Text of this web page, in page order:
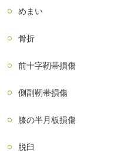
めまい
骨折
前十字靭帯損傷
側副靭帯損傷
膝の半月板損傷
脱臼